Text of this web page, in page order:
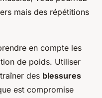
mais des répétitions
en compte les
de poids. Utiliser
des blessures
est compromise